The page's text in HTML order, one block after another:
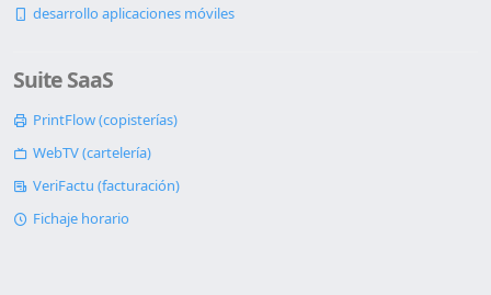
desarrollo aplicaciones móviles
Suite SaaS
PrintFlow (copisterías)
WebTV (cartelería)
VeriFactu (facturación)
Fichaje horario